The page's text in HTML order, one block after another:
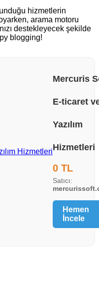
hizmetlerin
arama motoru
destekleyecek şekilde
blogging!
Mercuris
E-ticaret
Yazılım
Hizmetleri
0 TL
Satıcı:
Hemen
İncele